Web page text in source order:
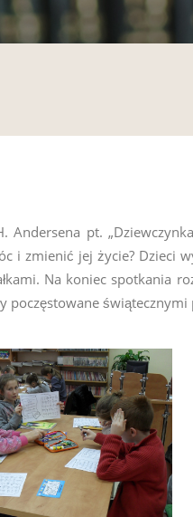
pt.
i zmienić jej życie? Dzieci
Na koniec spotkania
poczęstowane